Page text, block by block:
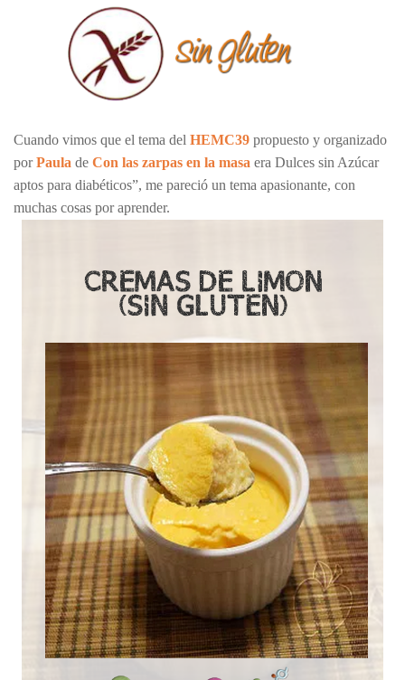
Cuando vimos que el tema del HEMC39 propuesto y organizado
porPaula de Con las zarpas en la masa era Dulces sin Azúcar
aptos para diabéticos”, me pareció un tema apasionante, con
muchas cosas por aprender.